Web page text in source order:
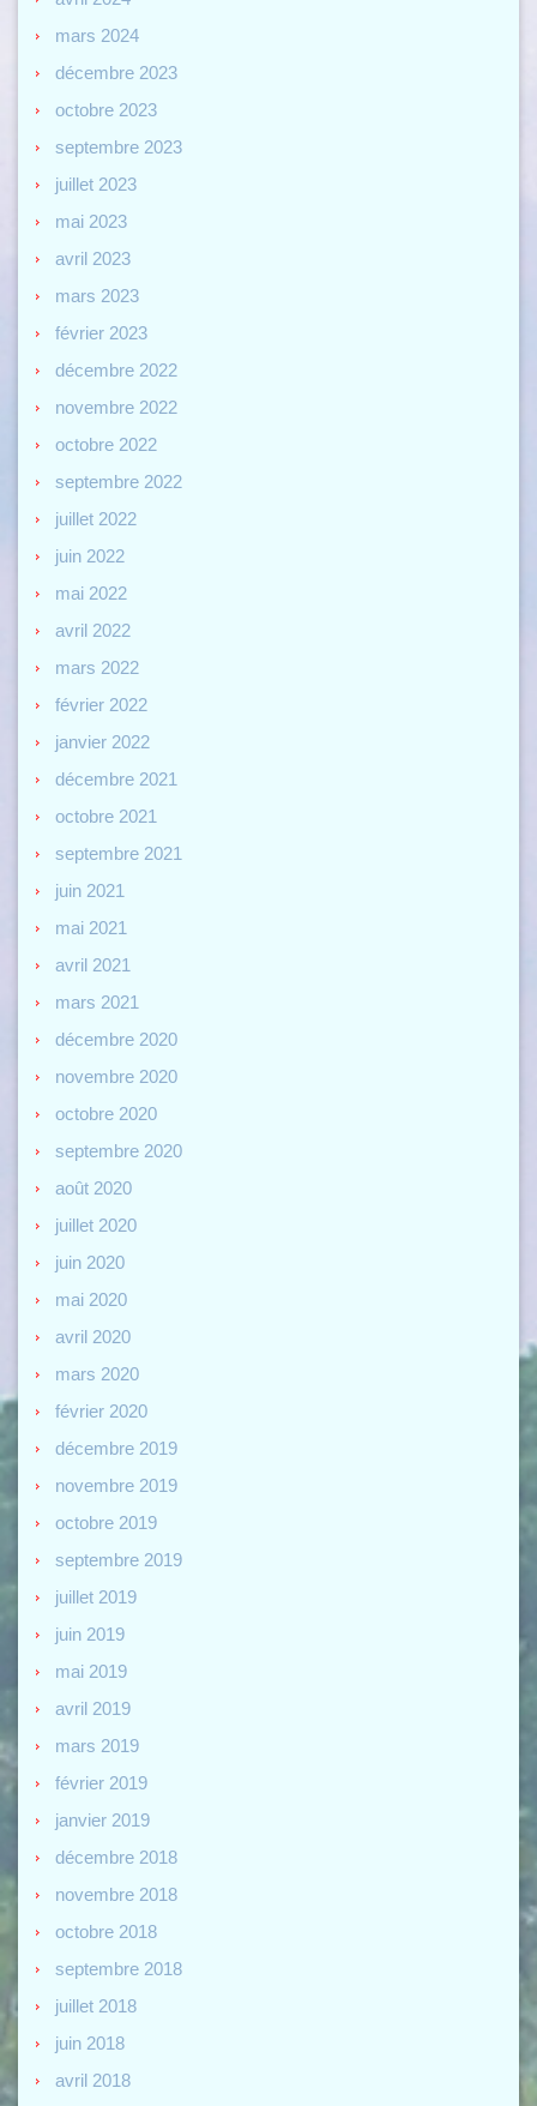
mars 2024
décembre 2023
octobre 2023
septembre 2023
juillet 2023
mai 2023
avril 2023
mars 2023
février 2023
décembre 2022
novembre 2022
octobre 2022
septembre 2022
juillet 2022
juin 2022
mai 2022
avril 2022
mars 2022
février 2022
janvier 2022
décembre 2021
octobre 2021
septembre 2021
juin 2021
mai 2021
avril 2021
mars 2021
décembre 2020
novembre 2020
octobre 2020
septembre 2020
août 2020
juillet 2020
juin 2020
mai 2020
avril 2020
mars 2020
février 2020
décembre 2019
novembre 2019
octobre 2019
septembre 2019
juillet 2019
juin 2019
mai 2019
avril 2019
mars 2019
février 2019
janvier 2019
décembre 2018
novembre 2018
octobre 2018
septembre 2018
juillet 2018
juin 2018
avril 2018